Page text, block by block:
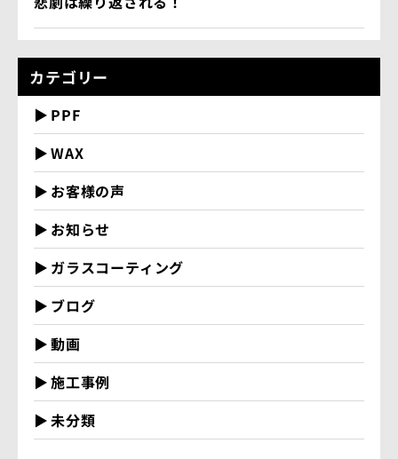
カテゴリー
PPF
WAX
お客様の声
お知らせ
ガラスコーティング
ブログ
動画
施工事例
未分類